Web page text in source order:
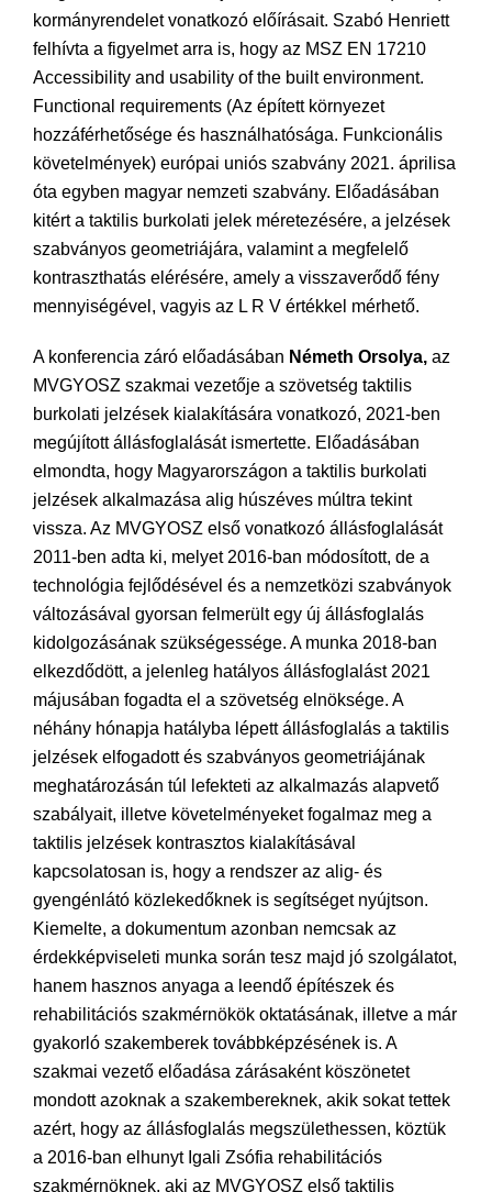
kormányrendelet vonatkozó előírásait. Szabó Henriett
felhívta a figyelmet arra is, hogy az MSZ EN 17210
Accessibility and usability of the built environment.
Functional requirements (Az épített környezet
hozzáférhetősége és használhatósága. Funkcionális
követelmények) európai uniós szabvány 2021. áprilisa
óta egyben magyar nemzeti szabvány. Előadásában
kitért a taktilis burkolati jelek méretezésére, a jelzések
szabványos geometriájára, valamint a megfelelő
kontraszthatás elérésére, amely a visszaverődő fény
mennyiségével, vagyis az L R V értékkel mérhető.
A konferencia záró előadásában Németh Orsolya, az
MVGYOSZ szakmai vezetője a szövetség taktilis
burkolati jelzések kialakítására vonatkozó, 2021-ben
megújított állásfoglalását ismertette. Előadásában
elmondta, hogy Magyarországon a taktilis burkolati
jelzések alkalmazása alig húszéves múltra tekint
vissza. Az MVGYOSZ első vonatkozó állásfoglalását
2011-ben adta ki, melyet 2016-ban módosított, de a
technológia fejlődésével és a nemzetközi szabványok
változásával gyorsan felmerült egy új állásfoglalás
kidolgozásának szükségessége. A munka 2018-ban
elkezdődött, a jelenleg hatályos állásfoglalást 2021
májusában fogadta el a szövetség elnöksége. A
néhány hónapja hatályba lépett állásfoglalás a taktilis
jelzések elfogadott és szabványos geometriájának
meghatározásán túl lefekteti az alkalmazás alapvető
szabályait, illetve követelményeket fogalmaz meg a
taktilis jelzések kontrasztos kialakításával
kapcsolatosan is, hogy a rendszer az alig- és
gyengénlátó közlekedőknek is segítséget nyújtson.
Kiemelte, a dokumentum azonban nemcsak az
érdekképviseleti munka során tesz majd jó szolgálatot,
hanem hasznos anyaga a leendő építészek és
rehabilitációs szakmérnökök oktatásának, illetve a már
gyakorló szakemberek továbbképzésének is. A
szakmai vezető előadása zárásaként köszönetet
mondott azoknak a szakembereknek, akik sokat tettek
azért, hogy az állásfoglalás megszülethessen, köztük
a 2016-ban elhunyt Igali Zsófia rehabilitációs
szakmérnöknek, aki az MVGYOSZ első taktilis